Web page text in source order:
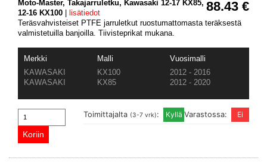
88.43 €
Moto-Master, Takajarruletku, Kawasaki 12-17 KX85,
12-16 KX100
lisätiedot
Teräsvahvisteiset PTFE jarruletkut ruostumattomasta teräksestä
valmistetuilla banjoilla. Tiivisteprikat mukana.
Merkki Malli
Vuosimalli
KAWASAKI
KX100
2012 - 2016
KAWASAKI
KX85 2012 - 2020
Varastossa:
Toimittajalta (3-7 vrk):